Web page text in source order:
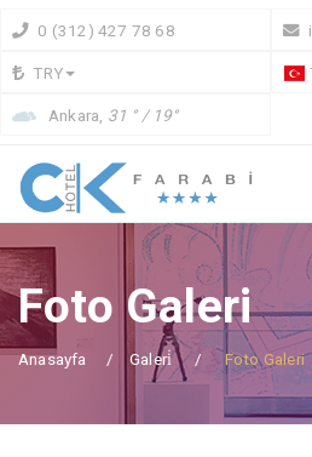
0 (312) 427 78 68
TRY
Ankara, 31 ° / 19°
Foto Galeri
Anasayfa Galeri̇ Foto Galeri